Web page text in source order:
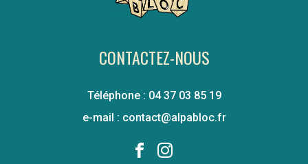
CONTACTEZ-NOUS
Téléphone : 04 37 03 85 19
e-mail : contact@alpabloc.fr